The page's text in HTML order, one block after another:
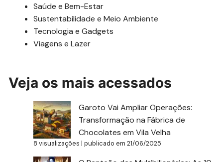
Saúde e Bem-Estar
Sustentabilidade e Meio Ambiente
Tecnologia e Gadgets
Viagens e Lazer
Veja os mais acessados
Garoto Vai Ampliar Operações:
Transformação na Fábrica de
Chocolates em Vila Velha
8 visualizações |publicado em 21/06/2025